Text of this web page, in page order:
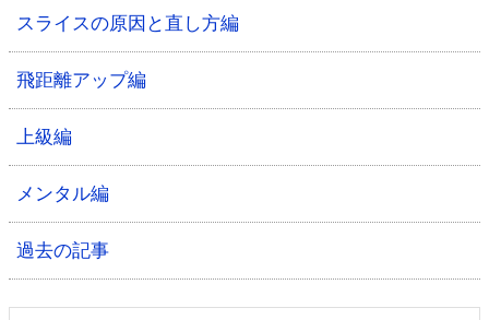
スライスの原因と直し方編
飛距離アップ編
上級編
メンタル編
過去の記事